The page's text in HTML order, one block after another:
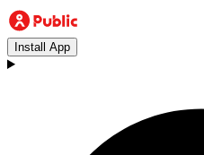
Install App